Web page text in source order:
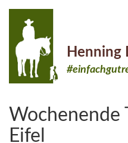
Henning
Wochenende
Eifel